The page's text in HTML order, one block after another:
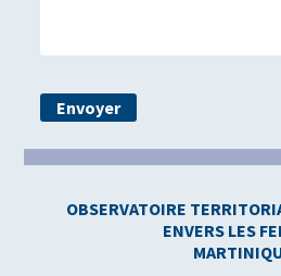
OBSERVATOIRE
ENVERS LES